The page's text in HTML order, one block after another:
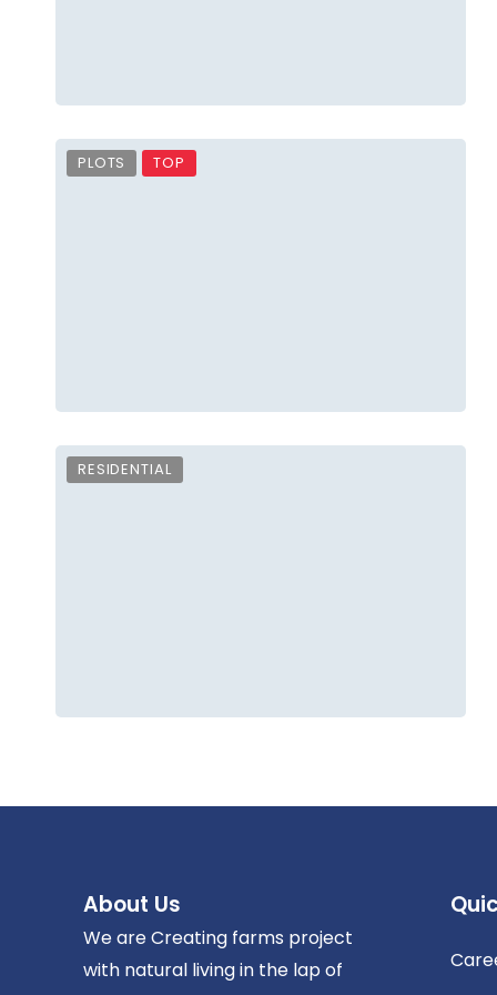
PLOTS TOP
RESIDENTIAL
About Us
We are Creating farms project
with natural living in the lap of